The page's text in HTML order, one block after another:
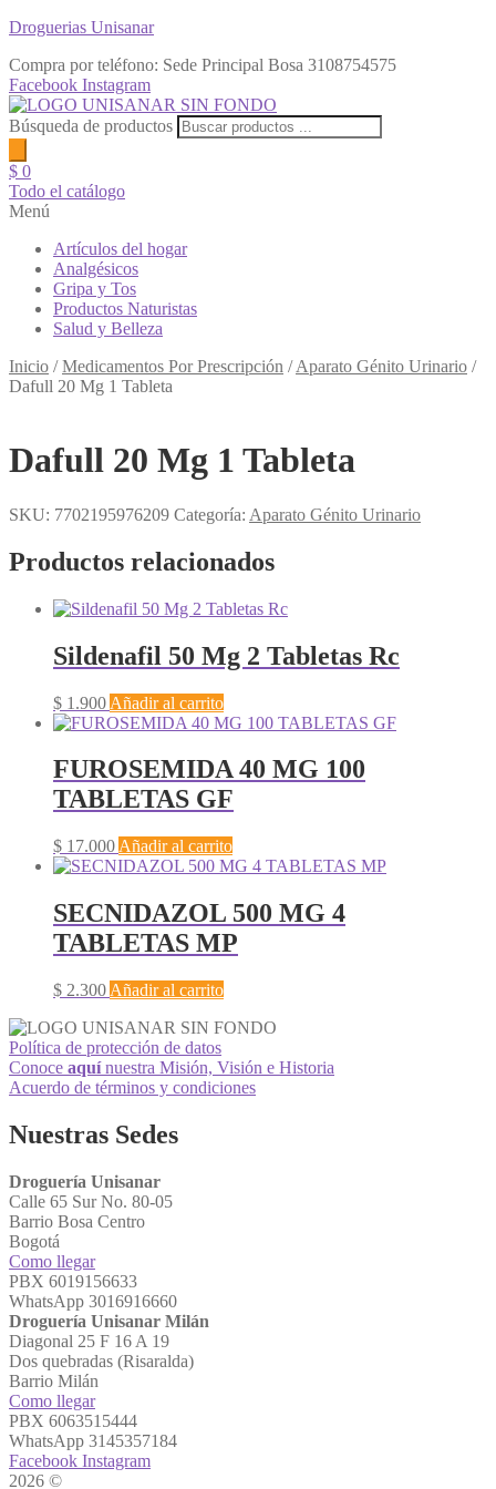
Droguerias Unisanar
Compra por teléfono: Sede Principal Bosa 3108754575
Facebook Instagram
Búsqueda de productos
$ 0
Todo el catálogo
Menú
Artículos del hogar
Analgésicos
Gripa y Tos
Productos Naturistas
Salud y Belleza
Inicio /Medicamentos Por Prescripción /Aparato Génito Urinario /
Dafull 20 Mg 1 Tableta
Dafull 20 Mg 1 Tableta
SKU: 7702195976209 Categoría: Aparato Génito Urinario
Productos relacionados
Sildenafil 50 Mg 2 Tabletas Rc
$ 1.900 Añadir al carrito
FUROSEMIDA 40 MG 100
TABLETAS GF
$ 17.000 Añadir al carrito
SECNIDAZOL 500 MG 4
TABLETAS MP
$ 2.300 Añadir al carrito
Política de protección de datos
Conoce aquínuestra Misión, Visión e Historia
Acuerdo de términos y condiciones
Nuestras Sedes
Droguería Unisanar
Calle 65 Sur No. 80-05
Barrio Bosa Centro
Bogotá
Como llegar
PBX 6019156633
WhatsApp 3016916660
Droguería Unisanar Milán
Diagonal 25 F 16 A 19
Dos quebradas (Risaralda)
Barrio Milán
Como llegar
PBX 6063515444
WhatsApp 3145357184
Facebook Instagram
2026 ©